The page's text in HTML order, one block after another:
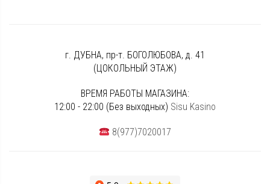
г. ДУБНА, пр-т. БОГОЛЮБОВА, д. 41
(ЦОКОЛЬНЫЙ ЭТАЖ)
ВРЕМЯ РАБОТЫ МАГАЗИНА:
12:00 - 22:00 (Без выходных) Sisu Kasino
8(977)7020017